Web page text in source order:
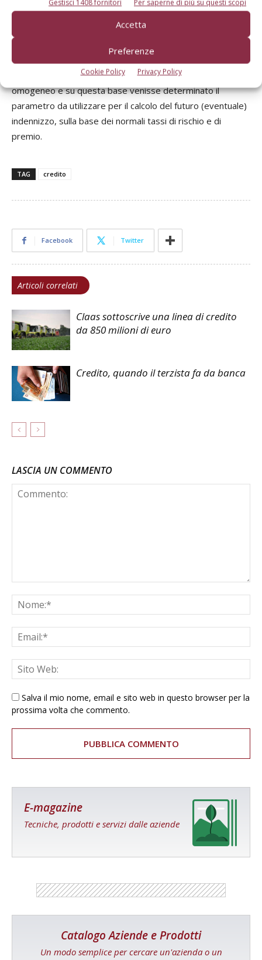
Gestisci 1408 fornitori Per saperne di più su questi scopi
Accetta
Preferenze
Cookie Policy Privacy Policy
analiticamente il reddito come differenza fra volume d’affari
e costi, le quote di ammortamento e le altre voci di costo
non legate all’impiego della macchina sono facilmente
ricavabili e dimostrabili. Sarebbe solo necessario che la
società assicuratrice partisse da un gruppo di contoterzisti
omogeneo e su questa base venisse determinato il
parametro da utilizzare per il calcolo del futuro (eventuale)
indennizzo, sulla base dei normali tassi di rischio e di
premio.
TAG credito
Facebook Twitter
Articoli correlati
Claas sottoscrive una linea di credito
da 850 milioni di euro
Credito, quando il terzista fa da banca
LASCIA UN COMMENTO
Salva il mio nome, email e sito web in questo browser per la
prossima volta che commento.
E-magazine
Tecniche, prodotti e servizi dalle aziende
Catalogo Aziende e Prodotti
Un modo semplice per cercare un'azienda o un